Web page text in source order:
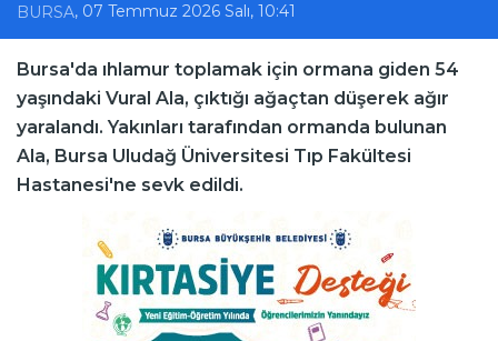
BURSA, 07 Temmuz 2026 Salı, 10:41
Bursa'da ıhlamur toplamak için ormana giden 54
yaşındaki Vural Ala, çıktığı ağaçtan düşerek ağır
yaralandı. Yakınları tarafından ormanda bulunan
Ala, Bursa Uludağ Üniversitesi Tıp Fakültesi
Hastanesi'ne sevk edildi.